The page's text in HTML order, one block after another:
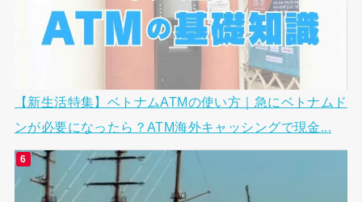
【新生活特集】ベトナムATMの使い方｜急にベトナムド
ンが必要になったら？ATM海外キャッシングで現金...